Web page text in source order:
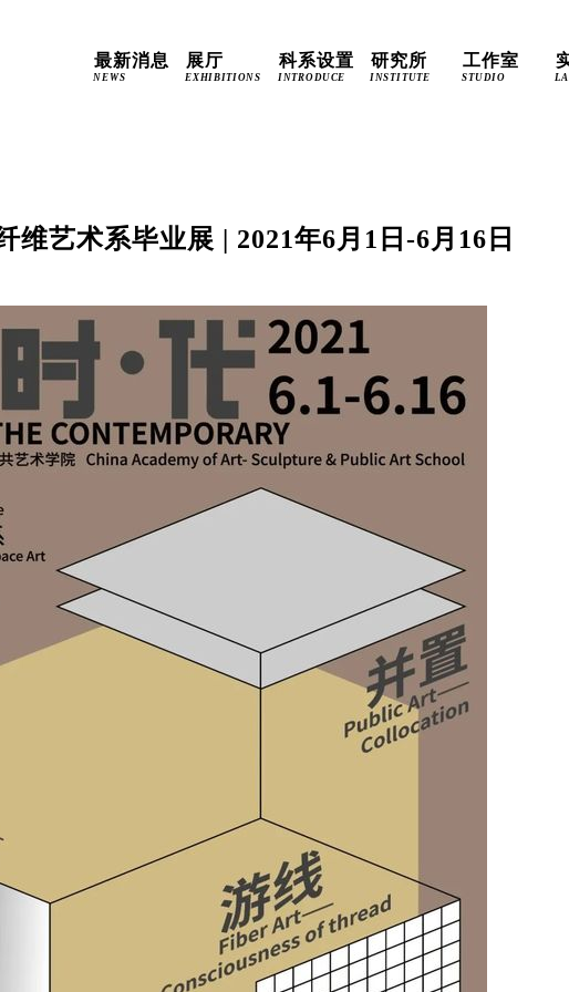
最新消息
NEWS
展厅
EXHIBITIONS
科系设置
INTRODUCE
研究所
INSTITUTE
工作室
STUDIO
维艺术系毕业展 | 2021年6月1日-6月16日